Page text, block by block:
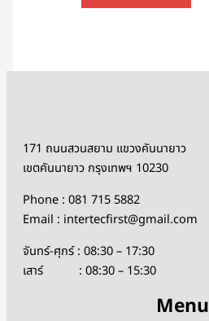
171 ถนนสวนสยาม แขวงคันนายาว
เขตคันนายาว กรุงเทพฯ 10230
Phone : 081 715 5882
Email : intertecfirst@gmail.com
จันทร์-ศุกร์ : 08:30 – 17:30
เสาร์ : 08:30 – 15:30
Menu